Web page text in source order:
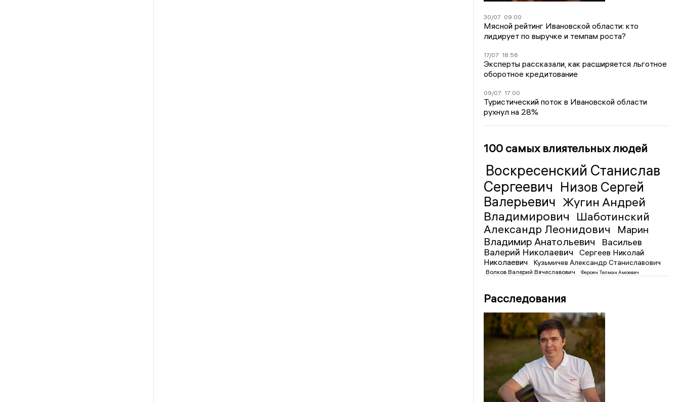
30/07 09:00
Мясной рейтинг Ивановской области: кто
лидирует по выручке и темпам роста?
17/07 18:56
Эксперты рассказали, как расширяется льготное
оборотное кредитование
09/07 17:00
Туристический поток в Ивановской области
рухнул на 28%
100 самых влиятельных людей
Воскресенский Станислав
Сергеевич Низов Сергей
Валерьевич Жугин Андрей
Владимирович
Шаботинский
Александр Леонидович
Марин
Владимир Анатольевич
Васильев
Валерий Николаевич
Сергеев Николай
Николаевич
Кузьмичев Александр Станиславович
Волков Валерий Вячеславович Фероян Телман Амоевич
Расследования